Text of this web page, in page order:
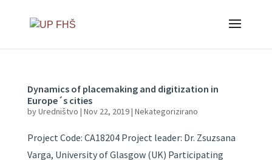
Dynamics of placemaking and digitization in
Europe´s cities
byUredništvo | Nov 22, 2019| Nekategorizirano
Project Code: CA18204 Project leader: Dr. Zsuzsana
Varga, University of Glasgow (UK) Participating